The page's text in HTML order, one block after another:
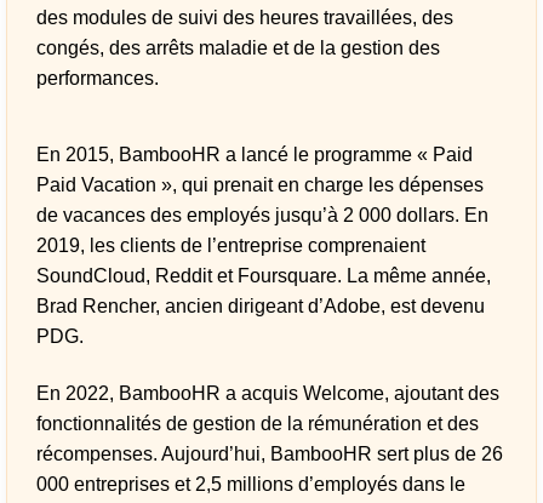
des modules de suivi des heures travaillées, des
congés, des arrêts maladie et de la gestion des
performances.
En 2015, BambooHR a lancé le programme « Paid
Paid Vacation », qui prenait en charge les dépenses
de vacances des employés jusqu’à 2 000 dollars. En
2019, les clients de l’entreprise comprenaient
SoundCloud, Reddit et Foursquare. La même année,
Brad Rencher, ancien dirigeant d’Adobe, est devenu
PDG.
En 2022, BambooHR a acquis Welcome, ajoutant des
fonctionnalités de gestion de la rémunération et des
récompenses. Aujourd’hui, BambooHR sert plus de 26
000 entreprises et 2,5 millions d’employés dans le